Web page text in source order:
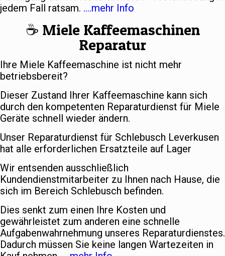
jedem Fall ratsam. ….mehr Info
☕️ Miele Kaffeemaschinen
Reparatur
Ihre Miele Kaffeemaschine ist nicht mehr
betriebsbereit?
Dieser Zustand Ihrer Kaffeemaschine kann sich
durch den kompetenten Reparaturdienst für Miele
Geräte schnell wieder ändern.
Unser Reparaturdienst für Schlebusch Leverkusen
hat alle erforderlichen Ersatzteile auf Lager
Wir entsenden ausschließlich
Kundendienstmitarbeiter zu Ihnen nach Hause, die
sich im Bereich Schlebusch befinden.
Dies senkt zum einen Ihre Kosten und
gewährleistet zum anderen eine schnelle
Aufgabenwahrnehmung unseres Reparaturdienstes.
Dadurch müssen Sie keine langen Wartezeiten in